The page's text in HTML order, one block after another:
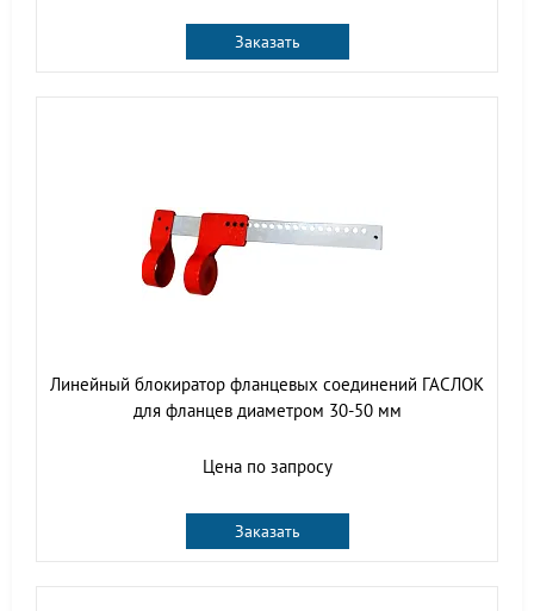
Заказать
Линейный блокиратор фланцевых соединений ГАСЛОК
для фланцев диаметром 30-50 мм
Цена по запросу
Заказать